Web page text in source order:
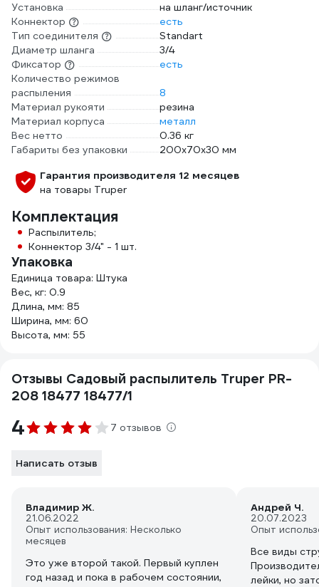
Установка
на шланг/источник
Коннектор
есть
Тип соединителя
Standart
Диаметр шланга
3/4
Фиксатор
есть
Количество режимов
распыления
8
Материал рукояти
резина
Материал корпуса
металл
Вес нетто
0.36 кг
Габариты без упаковки
200х70х30 мм
Гарантия производителя 12 месяцев
на товары Truper
Комплектация
Распылитель;
Коннектор 3/4" - 1 шт.
Упаковка
Единица товара: Штука
Вес, кг: 0.9
Длина, мм: 85
Ширина, мм: 60
Высота, мм: 55
Отзывы Садовый распылитель Truper PR-
208 18477 18477/1
4 7 отзывов
Написать отзыв
Владимир Ж.
21.06.2022
Опыт использования: Несколько
месяцев
Это уже второй такой. Первый куплен
год назад и пока в рабочем состоянии,
Андрей Ч.
20.07.2023
Опыт
Все виды
лейки, но